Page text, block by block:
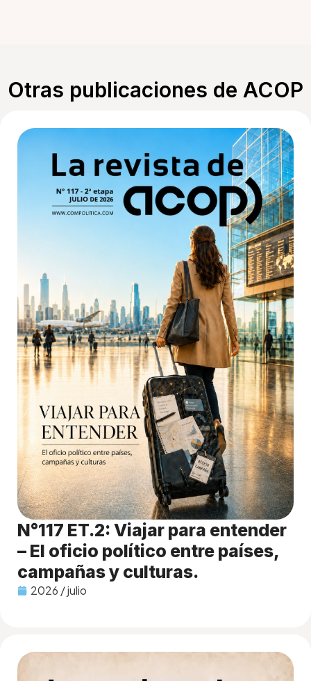
Otras publicaciones de ACOP
N°117 ET.2: Viajar para entender
– El oficio político entre países,
campañas y culturas.
2026 / julio